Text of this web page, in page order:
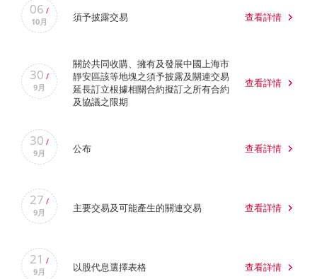
06 /
10月
須予披露交易 查看詳情
30 /
9月
關於共同收購、擁有及發展中國上海市
靜安區該等地塊之須予披露及關連交易
延長訂立根據相關合約擬訂之所有合約
及協議之限期
查看詳情
30 /
9月
公布 查看詳情
27 /
9月
主要交易及可能產生的關連交易 查看詳情
21 /
9月
以股代息選擇表格 查看詳情